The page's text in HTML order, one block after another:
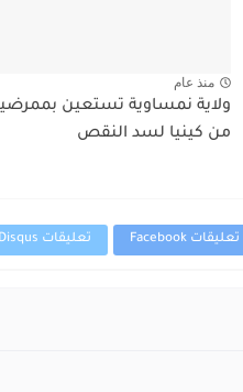
منذ عام
ولاية نمساوية تستعين
من كينيا لسد النقص
تعليقات Facebook تعليقات Disqus